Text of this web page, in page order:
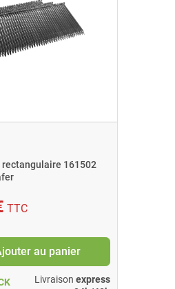
rectangulaire 161502
TTC
au panier
Livraison express